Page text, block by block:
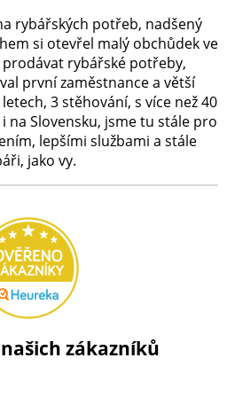
rybářských potřeb, nadšený
si otevřel malý obchůdek ve
prodávat rybářské potřeby,
první zaměstnance a větší
3 stěhování, s více než 40
na Slovensku, jsme tu stále pro
lepšími službami a stále
jako vy.
zákazníků